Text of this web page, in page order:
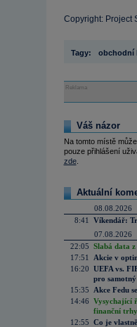
Copyright: Project
Tagy: obchodní
Reklama
Váš názor
Na tomto místě
pouze přihlášení
zde.
Aktuální
08.08.2026
8:41
Víkendář:
07.08.2026
22:05 Slabá data
17:51
Akcie v
16:20 UEFA vs.
pro
15:35
Akce Fedu
14:46 Vysychající
finanční trhy
12:55 Co je